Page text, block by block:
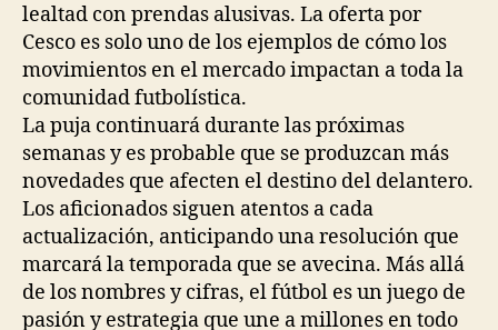
lealtad con prendas alusivas. La oferta por
Cesco es solo uno de los ejemplos de cómo los
movimientos en el mercado impactan a toda la
comunidad futbolística.
La puja continuará durante las próximas
semanas y es probable que se produzcan más
novedades que afecten el destino del delantero.
Los aficionados siguen atentos a cada
actualización, anticipando una resolución que
marcará la temporada que se avecina. Más allá
de los nombres y cifras, el fútbol es un juego de
pasión y estrategia que une a millones en todo